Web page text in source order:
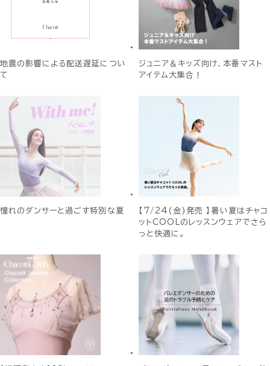
地震の影響による配送遅延につい
て
ジュニア＆キッズ向け、本番マスト
アイテム大集合！
憧れのダンサーと過ごす特別な夏
【7/24(金)発売 】暑い夏はチャコ
ットCOOLのレッスンウェアでさら
っと快適に。